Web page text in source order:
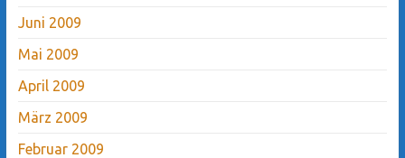
Juni 2009
Mai 2009
April 2009
März 2009
Februar 2009